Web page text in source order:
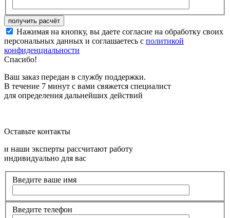
Нажимая на кнопку, вы даете согласие на обработку своих
персональных данных и соглашаетесь с политикой
конфиденциальности
Спасибо!
Ваш заказ передан в службу поддержки.
В течение 7 минут с вами свяжется специалист
для определения дальнейших действий
Оставьте контакты
и наши эксперты рассчитают работу
индивидуально для вас
Введите ваше имя
Введите телефон